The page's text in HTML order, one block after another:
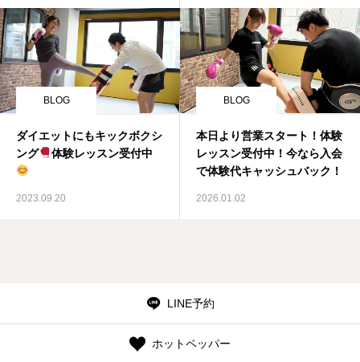
BLOG
ダイエットにもキックボクシ
ング
体験レッスン受付中
2023.09.20
BLOG
本日より営業スタート！体験
レッスン受付中！今なら入会
で体験代キャッシュバック！
2026.01.02
LINE予約
ホットペッパー